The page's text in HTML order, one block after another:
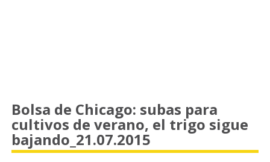
Bolsa de Chicago: subas para
cultivos de verano, el trigo sigue
bajando_21.07.2015